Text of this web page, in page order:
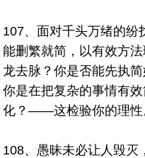
107、面对千头万绪的纷
能删繁就简，以有效方
龙去脉？你是否能先执
你是在把复杂的事情有
化？——这检验你的理性
108、愚昧未必让人毁灭